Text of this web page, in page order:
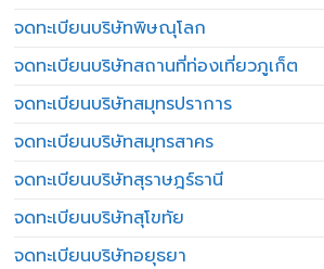
จดทะเบียนบริษัทพิษณุโลก
จดทะเบียนบริษัทสถานที่ท่องเที่ยวภูเก็ต
จดทะเบียนบริษัทสมุทรปราการ
จดทะเบียนบริษัทสมุทรสาคร
จดทะเบียนบริษัทสุราษฎร์ธานี
จดทะเบียนบริษัทสุโขทัย
จดทะเบียนบริษัทอยุธยา